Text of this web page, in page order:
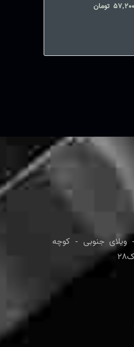
تومان
ویلای جنوبی - کوچه